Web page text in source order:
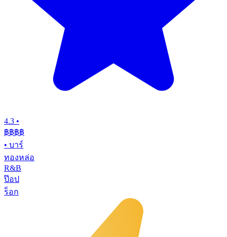
4.3 •
฿฿฿฿
• บาร์
ทองหล่อ
R&B
ป๊อป
ร็อก